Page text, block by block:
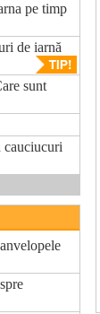
pe timp
de iarnă
sunt
cauciucuri